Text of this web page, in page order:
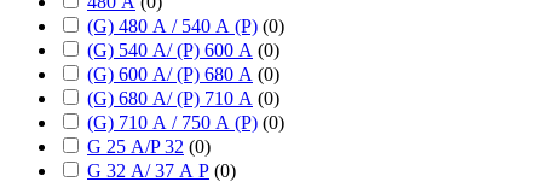
(G) 480 А / 540 А (P) (0)
(G) 540 А/ (P) 600 А (0)
(G) 600 А/ (P) 680 А (0)
(G) 680 А/ (P) 710 А (0)
(G) 710 А / 750 А (P) (0)
G 25 А/P 32 (0)
G 32 А/ 37 А P (0)